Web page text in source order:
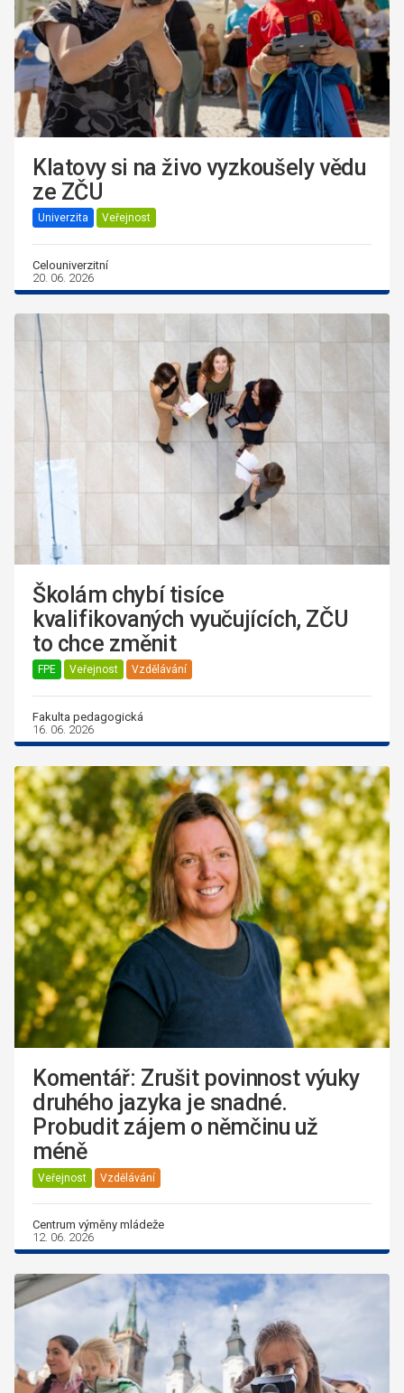
Klatovy si na živo vyzkoušely vědu
ze ZČU
Univerzita Veřejnost
Celouniverzitní
20. 06. 2026
Školám chybí tisíce
kvalifikovaných vyučujících, ZČU
to chce změnit
FPE Veřejnost Vzdělávání
Fakulta pedagogická
16. 06. 2026
Komentář: Zrušit povinnost výuky
druhého jazyka je snadné.
Probudit zájem o němčinu už
méně
Veřejnost Vzdělávání
Centrum výměny mládeže
12. 06. 2026